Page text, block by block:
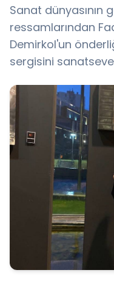
Sanat dünyasının
ressamlarından
Demirkol'un
sergisini